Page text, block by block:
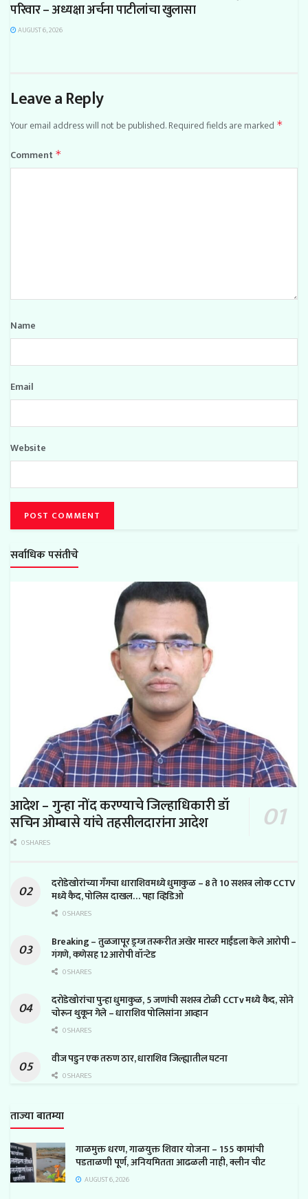
परिवार – अध्यक्षा अर्चना पाटीलांचा खुलासा
AUGUST 6, 2026
Leave a Reply
Your email address will not be published.Required fields are marked *
Comment *
Name
Email
Website
सर्वाधिक पसंतीचे
आदेश – गुन्हा नोंद करण्याचे जिल्हाधिकारी डॉ
सचिन ओम्बासे यांचे तहसीलदारांना आदेश
0 SHARES
दरोडेखोरांच्या गँगचा धाराशिवमध्ये धुमाकुळ – 8 ते 10 सशस्त्र लोक CCTV
मध्ये कैद, पोलिस दाखल… पहा व्हिडिओ
0 SHARES
Breaking – तुळजापूर ड्रग्ज तस्करीत अखेर मास्टर माईंडला केले आरोपी –
गंगणे, कणेसह 12 आरोपी वॉन्टेड
0 SHARES
दरोडेखोरांचा पुन्हा धुमाकुळ, 5 जणांची सशस्त्र टोळी CCTv मध्ये कैद, सोने
चोरून थुकून गेले – धाराशिव पोलिसांना आव्हान
0 SHARES
वीज पडुन एक तरुण ठार, धाराशिव जिल्ह्यातील घटना
0 SHARES
ताज्या बातम्या
गाळमुक्त धरण, गाळयुक्त शिवार योजना – 155 कामांची
पडताळणी पूर्ण, अनियमितता आढळली नाही, क्लीन चीट
AUGUST 6, 2026